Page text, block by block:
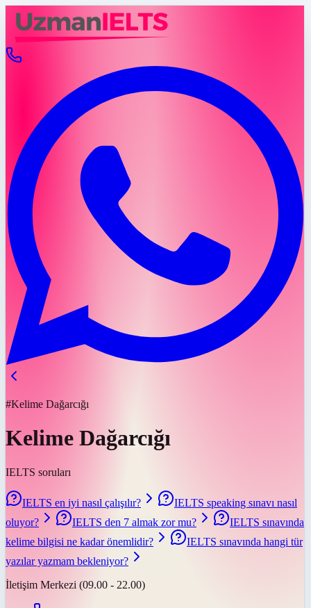
#Kelime Dağarcığı
Kelime Dağarcığı
IELTS soruları
IELTS en iyi nasıl çalışılır?
IELTS speaking sınavı nasıl
oluyor?
IELTS den 7 almak zor mu?
IELTS sınavında
kelime bilgisi ne kadar önemlidir?
IELTS sınavında hangi tür
yazılar yazmam bekleniyor?
İletişim Merkezi (09.00 - 22.00)